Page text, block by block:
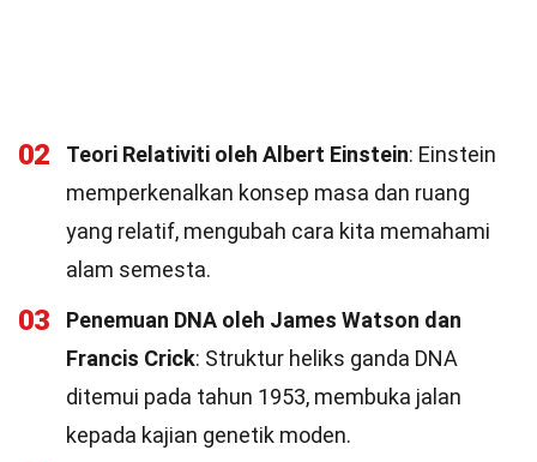
02 Teori Relativiti oleh Albert Einstein: Einstein
memperkenalkan konsep masa dan ruang
yang relatif, mengubah cara kita memahami
alam semesta.
03
Penemuan DNA oleh James Watson dan
Francis Crick: Struktur heliks ganda DNA
ditemui pada tahun 1953, membuka jalan
kepada kajian genetik moden.